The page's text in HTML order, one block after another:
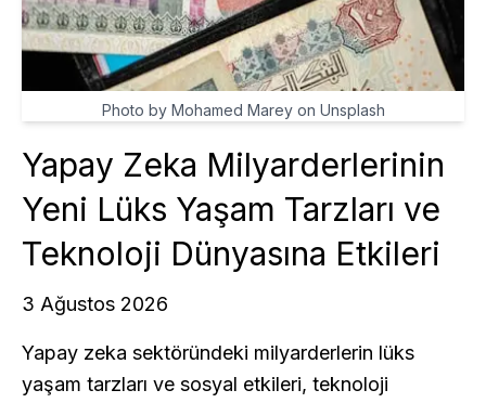
Photo by Mohamed Marey on Unsplash
Yapay Zeka Milyarderlerinin
Yeni Lüks Yaşam Tarzları ve
Teknoloji Dünyasına Etkileri
3 Ağustos 2026
Yapay zeka sektöründeki milyarderlerin lüks
yaşam tarzları ve sosyal etkileri, teknoloji